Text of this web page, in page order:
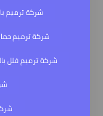
شركة ترميم
شركة ترميم
شركة ترميم فلل